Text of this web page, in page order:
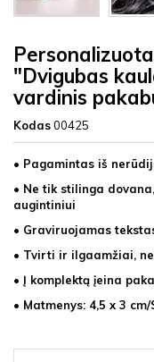
"Dvigubas
vardinis
Kodas00425
• Pagamintas iš
• Ne tik stilinga
augintiniui
• Graviruojamas
• Tvirti ir ilgaamžiai,
• Į komplektą įeina
• Matmenys: 4,5 x 3